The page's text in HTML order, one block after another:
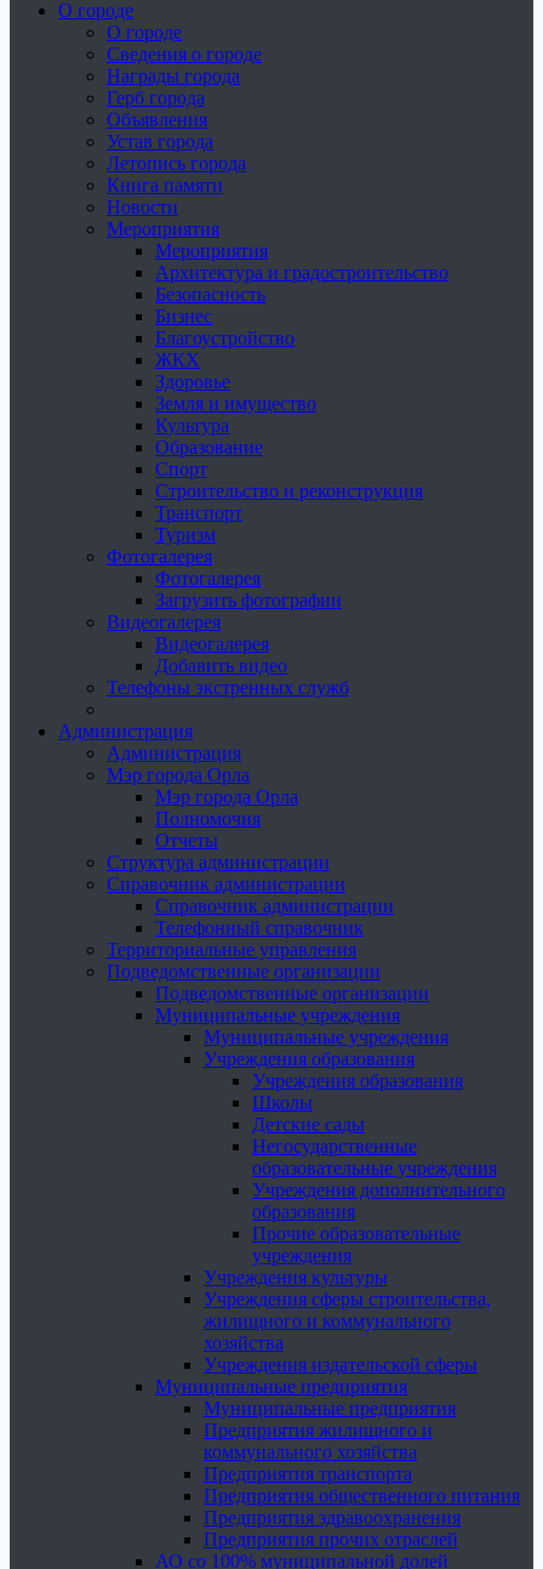
О городе
О городе
Сведения о городе
Награды города
Герб города
Объявления
Устав города
Летопись города
Книга памяти
Новости
Мероприятия
Мероприятия
Архитектура и градостроительство
Безопасность
Бизнес
Благоустройство
ЖКХ
Здоровье
Земля и имущество
Культура
Образование
Спорт
Строительство и реконструкция
Транспорт
Туризм
Фотогалерея
Фотогалерея
Загрузить фотографии
Видеогалерея
Видеогалерея
Добавить видео
Телефоны экстренных служб
Администрация
Администрация
Мэр города Орла
Мэр города Орла
Полномочия
Отчеты
Структура администрации
Справочник администрации
Справочник администрации
Телефонный справочник
Территориальные управления
Подведомственные организации
Подведомственные организации
Муниципальные учреждения
Муниципальные учреждения
Учреждения образования
Учреждения образования
Школы
Детские сады
Негосударственные
образовательные учреждения
Учреждения дополнительного
образования
Прочие образовательные
учреждения
Учреждения культуры
Учреждения сферы строительства,
жилищного и коммунального
хозяйства
Учреждения издательской сферы
Муниципальные предприятия
Муниципальные предприятия
Предприятия жилищного и
коммунального хозяйства
Предприятия транспорта
Предприятия общественного питания
Предприятия здравоохранения
Предприятия прочих отраслей
АО со 100% муниципальной долей